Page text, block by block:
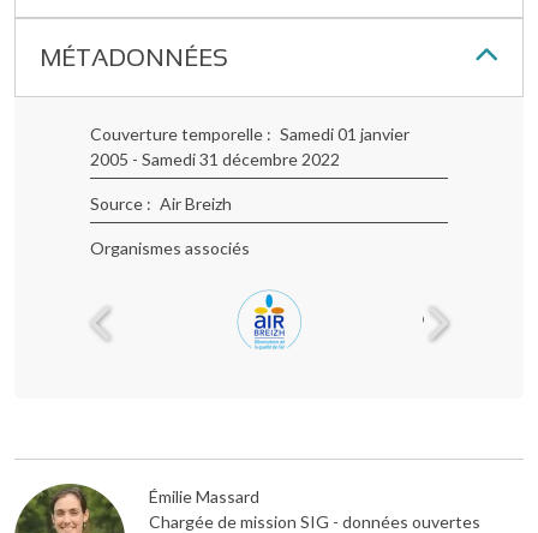
MÉTADONNÉES
Couverture temporelle
Samedi 01 janvier
2005 - Samedi 31 décembre 2022
Source Air Breizh
Organismes associés
Émilie Massard
Chargée de mission SIG - données ouvertes